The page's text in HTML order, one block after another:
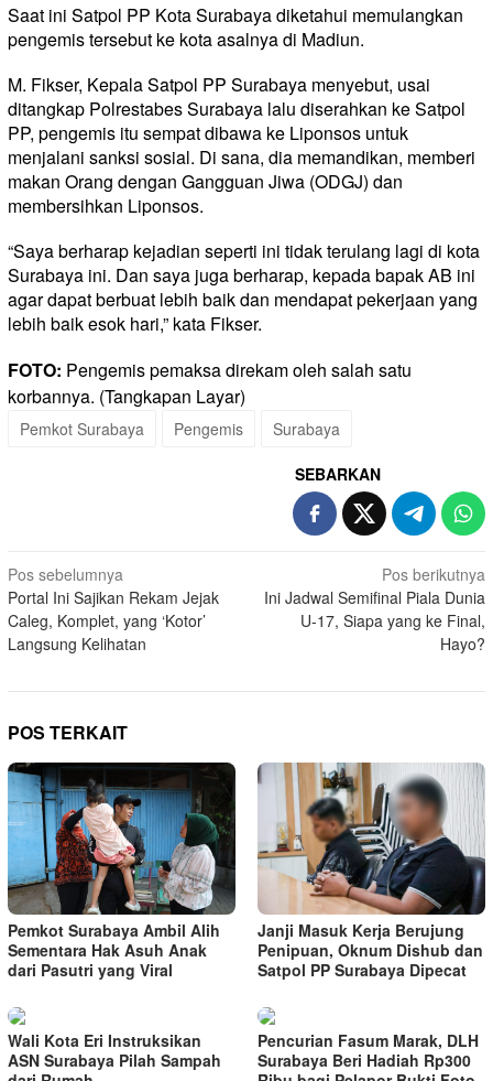
Saat ini Satpol PP Kota Surabaya diketahui memulangkan
pengemis tersebut ke kota asalnya di Madiun.
M. Fikser, Kepala Satpol PP Surabaya menyebut, usai
ditangkap Polrestabes Surabaya lalu diserahkan ke Satpol
PP, pengemis itu sempat dibawa ke Liponsos untuk
menjalani sanksi sosial. Di sana, dia memandikan, memberi
makan Orang dengan Gangguan Jiwa (ODGJ) dan
membersihkan Liponsos.
“Saya berharap kejadian seperti ini tidak terulang lagi di kota
Surabaya ini. Dan saya juga berharap, kepada bapak AB ini
agar dapat berbuat lebih baik dan mendapat pekerjaan yang
lebih baik esok hari,” kata Fikser.
FOTO: Pengemis pemaksa direkam oleh salah satu
korbannya. (Tangkapan Layar)
Pemkot Surabaya Pengemis Surabaya
SEBARKAN
Navigasi
pos
Pos sebelumnya
Portal Ini Sajikan Rekam Jejak
Caleg, Komplet, yang ‘Kotor’
Langsung Kelihatan
Pos berikutnya
Ini Jadwal Semifinal Piala Dunia
U-17, Siapa yang ke Final,
Hayo?
POS TERKAIT
Pemkot Surabaya Ambil Alih
Sementara Hak Asuh Anak
dari Pasutri yang Viral
Janji Masuk Kerja Berujung
Penipuan, Oknum Dishub dan
Satpol PP Surabaya Dipecat
Wali Kota Eri Instruksikan
ASN Surabaya Pilah Sampah
Pencurian Fasum Marak, DLH
Surabaya Beri Hadiah Rp300